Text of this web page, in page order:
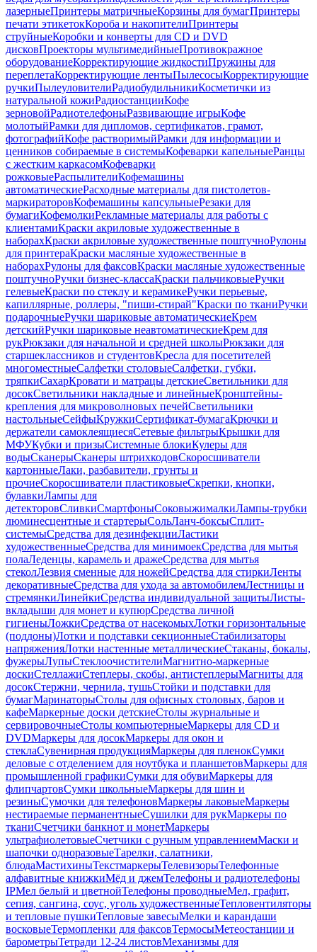
лазерныеПринтеры матричныеКорзины для бумагПринтеры
печати этикетокКороба и накопителиПринтеры
струйныеКоробки и конверты для CD и DVD
дисковПроекторы мультимедийныеПротивокражное
оборудованиеКорректирующие жидкостиПружины для
переплетаКорректирующие лентыПылесосыКорректирующие
ручкиПылеуловителиРадиобудильникиКосметички из
натуральной кожиРадиостанцииКофе
зерновойРадиотелефоныРазвивающие игрыКофе
молотыйРамки для дипломов, сертификатов, грамот,
фотографийКофе растворимыйРамки для информации и
ценников собираемые в системыКофеварки капельныеРанцы
с жестким каркасомКофеварки
рожковыеРаспылителиКофемашины
автоматическиеРасходные материалы для пистолетов-
маркираторовКофемашины капсульныеРезаки для
бумагиКофемолкиРекламные материалы для работы с
клиентамиКраски акриловые художественные в
наборахКраски акриловые художественные поштучноРулоны
для принтераКраски масляные художественные в
наборахРулоны для факсовКраски масляные художественные
поштучноРучки бизнес-классаКраски пальчиковыеРучки
гелевыеКраски по стеклу и керамикеРучки перьевые,
капиллярные, роллеры, "пиши-стирай"Краски по тканиРучки
подарочныеРучки шариковые автоматическиеКрем
детскийРучки шариковые неавтоматическиеКрем для
рукРюкзаки для начальной и средней школыРюкзаки для
старшеклассников и студентовКресла для посетителей
многоместныеСалфетки столовыеСалфетки, губки,
тряпкиСахарКровати и матрацы детскиеСветильники для
досокСветильники накладные и линейныеКронштейны-
крепления для микроволновых печейСветильники
настольныеСейфыКружкиСертификат-бумагаКрючки и
держатели самоклеящиесяСетевые фильтрыКрышки для
МФУКубки и призыСистемные блокиКулеры для
водыСканерыСканеры штрихкодовСкоросшиватели
картонныеЛаки, разбавители, грунты и
прочиеСкоросшиватели пластиковыеСкрепки, кнопки,
булавкиЛампы для
детекторовСливкиСмартфоныСоковыжималкиЛампы-трубки
люминесцентные и стартерыСольЛанч-боксыСплит-
системыСредства для дезинфекцииЛастики
художественныеСредства для минимоекСредства для мытья
полаЛеденцы, карамель и дражеСредства для мытья
стеколЛезвия сменные для ножейСредства для стиркиЛенты
декоративныеСредства для ухода за автомобилемЛестницы и
стремянкиЛинейкиСредства индивидуальной защитыЛисты-
вкладыши для монет и купюрСредства личной
гигиеныЛожкиСредства от насекомыхЛотки горизонтальные
(поддоны)Лотки и подставки секционныеСтабилизаторы
напряженияЛотки настенные металлическиеСтаканы, бокалы,
фужерыЛупыСтеклоочистителиМагнитно-маркерные
доскиСтеллажиСтеплеры, скобы, антистеплерыМагниты для
досокСтержни, чернила, тушьСтойки и подставки для
бумагМаринаторыСтолы для офисных столовых, баров и
кафеМаркерные доски детскиеСтолы журнальные и
сервировочныеСтолы компьютерныеМаркеры для CD и
DVDМаркеры для досокМаркеры для окон и
стеклаСувенирная продукцияМаркеры для пленокСумки
деловые с отделением для ноутбука и планшетовМаркеры для
промышленной графикиСумки для обувиМаркеры для
флипчартовСумки школьныеМаркеры для шин и
резиныСумочки для телефоновМаркеры лаковыеМаркеры
нестираемые перманентныеСушилки для рукМаркеры по
тканиСчетчики банкнот и монетМаркеры
ультрафиолетовыеСчетчики с ручным управлениемМаски и
шапочки одноразовыеТарелки, салатники,
блюдаМастихиныТекстмаркерыТелевизорыТелефонные
алфавитные книжкиМёд и джемТелефоны и радиотелефоны
IPМел белый и цветнойТелефоны проводныеМел, графит,
сепия, сангина, соус, уголь художественныеТепловентиляторы
и тепловые пушкиТепловые завесыМелки и карандаши
восковыеТермопленки для факсовТермосыМетеостанции и
барометрыТетради 12-24 листовМеханизмы для